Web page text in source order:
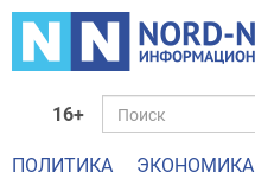
16+
ПОЛИТИКА ЭКОНОМИКА